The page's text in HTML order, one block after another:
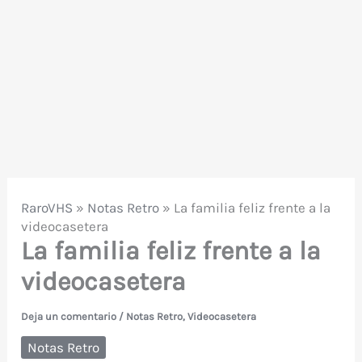
RaroVHS » Notas Retro » La familia feliz frente a la
videocasetera
La familia feliz frente a la
videocasetera
Deja un comentario / Notas Retro,Videocasetera
Notas Retro